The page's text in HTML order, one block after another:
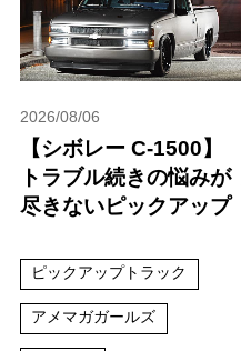
2026/08/06
【シボレー C-1500】
トラブル続きの悩みが
尽きないピックアップ
ピックアップトラック
アメマガガールズ